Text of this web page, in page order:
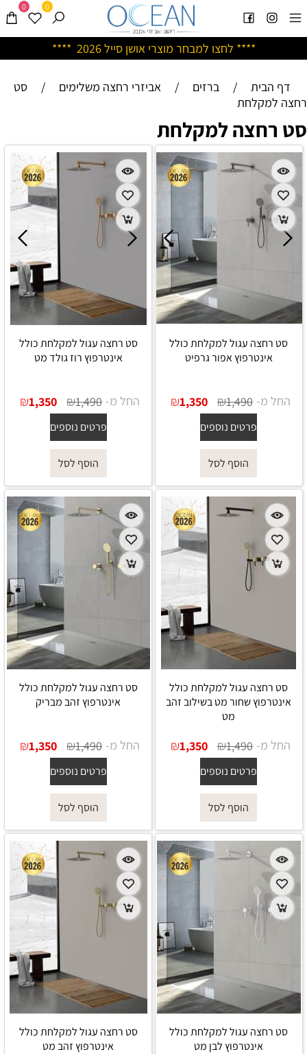
**** לחצו למבחר מוצרי אושן סייל 2026 ****
0 0
דף הבית / ברזים / אביזרי רחצה משלימים /
סט
רחצה למקלחת
סט רחצה למקלחת
סט רחצה עגול למקלחת כולל
אינטרפוץ אפור גרפיט
החל מ- ₪1,490
₪1,350
פרטים נוספים
הוסף לסל
סט רחצה עגול למקלחת כולל
אינטרפוץ רוז גולד מט
החל מ- ₪1,490
₪1,350
פרטים נוספים
הוסף לסל
סט רחצה עגול למקלחת כולל
אינטרפוץ שחור מט בשילוב זהב
מט
החל מ- ₪1,490
₪1,350
פרטים נוספים
הוסף לסל
סט רחצה עגול למקלחת כולל
אינטרפוץ זהב מבריק
החל מ- ₪1,490
₪1,350
פרטים נוספים
הוסף לסל
סט רחצה עגול למקלחת כולל
אינטרפוץ לבן מט
סט רחצה עגול למקלחת כולל
אינטרפוץ זהב מט